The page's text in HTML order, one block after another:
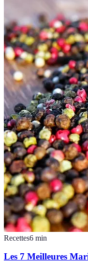
Recettes6 min
Les 7 Meilleures